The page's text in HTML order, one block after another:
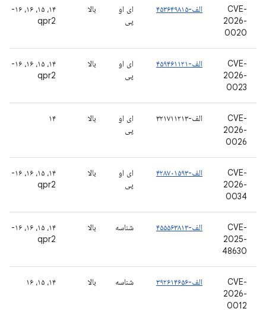
CVE-
2026-
0020
الف-۴۵۳۶۴۹۸۱۵
ای او
پی
بالا
۱۴، ۱۵، ۱۶، ۱۶-
qpr2
CVE-
2026-
0023
الف-۴۵۹۴۶۱۱۲۱
ای او
پی
بالا
۱۴، ۱۵، ۱۶، ۱۶-
qpr2
CVE-
2026-
0026
الف-۳۲۱۷۱۱۲۱۳
ای او
پی
بالا ۱۴
CVE-
2026-
0034
الف-۴۲۸۷۰۱۵۹۳
ای او
پی
بالا
۱۴، ۱۵، ۱۶، ۱۶-
qpr2
CVE-
2025-
48630
الف-۴۵۵۵۶۳۸۱۳ شناسه بالا
۱۴، ۱۵، ۱۶، ۱۶-
qpr2
CVE-
2026-
0012
الف-۳۹۲۶۱۴۶۵۶ شناسه بالا ۱۴، ۱۵، ۱۶